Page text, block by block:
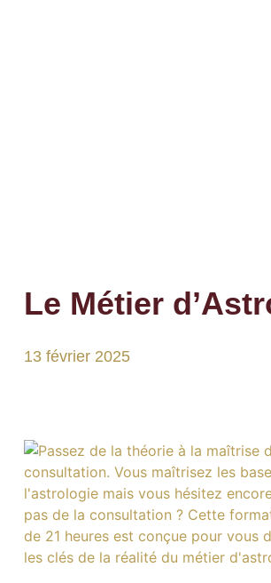
Le Métier
13 février 2025